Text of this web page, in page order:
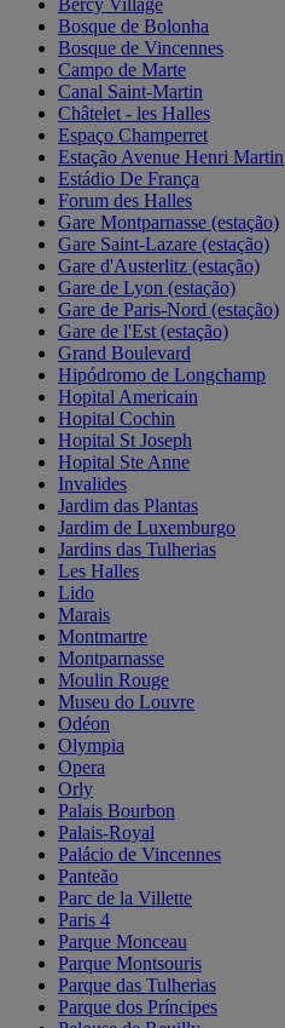
Bercy Village
Bosque de Bolonha
Bosque de Vincennes
Campo de Marte
Canal Saint-Martin
Châtelet - les Halles
Espaço Champerret
Estação Avenue Henri Martin
Estádio De França
Forum des Halles
Gare Montparnasse (estação)
Gare Saint-Lazare (estação)
Gare d'Austerlitz (estação)
Gare de Lyon (estação)
Gare de Paris-Nord (estação)
Gare de l'Est (estação)
Grand Boulevard
Hipódromo de Longchamp
Hopital Americain
Hopital Cochin
Hopital St Joseph
Hopital Ste Anne
Invalides
Jardim das Plantas
Jardim de Luxemburgo
Jardins das Tulherias
Les Halles
Lido
Marais
Montmartre
Montparnasse
Moulin Rouge
Museu do Louvre
Odéon
Olympia
Opera
Orly
Palais Bourbon
Palais-Royal
Palácio de Vincennes
Panteão
Parc de la Villette
Paris 4
Parque Monceau
Parque Montsouris
Parque das Tulherias
Parque dos Príncipes